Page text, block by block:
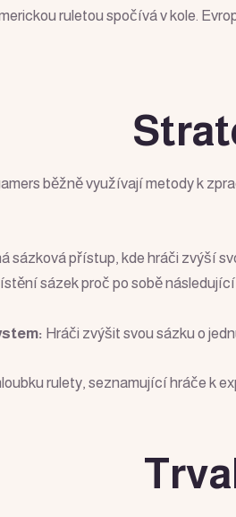
ruletou spočívá v kole.
běžně využívají metody k
sázková přístup, kde hráči zvýší
sázek proč po sobě
Hráči zvýšit svou sázku o
rulety, seznamující hráče k